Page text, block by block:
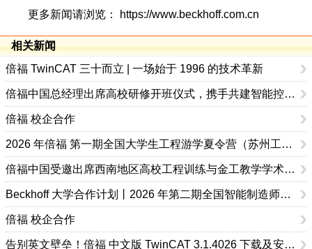
起，为实现工业 4.0 和智能制造奠定了坚实的技术基础。
更多新闻请浏览：https://www.beckhoff.com.cn
相关新闻
倍福 TwinCAT 三十而立 | 一场始于 1996 的技术革新
倍福 校企合作
2026 年倍福 第一期全国大学生工程游学夏令营（苏州工学院站）圆满结营
倍福 校企合作